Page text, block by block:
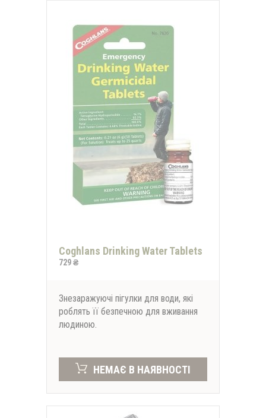
Coghlans Drinking Water Tablets
729 ₴
Знезаражуючі пігулки для води, які
роблять її безпечною для вживання
людиною.
НЕМАЄ В НАЯВНОСТІ